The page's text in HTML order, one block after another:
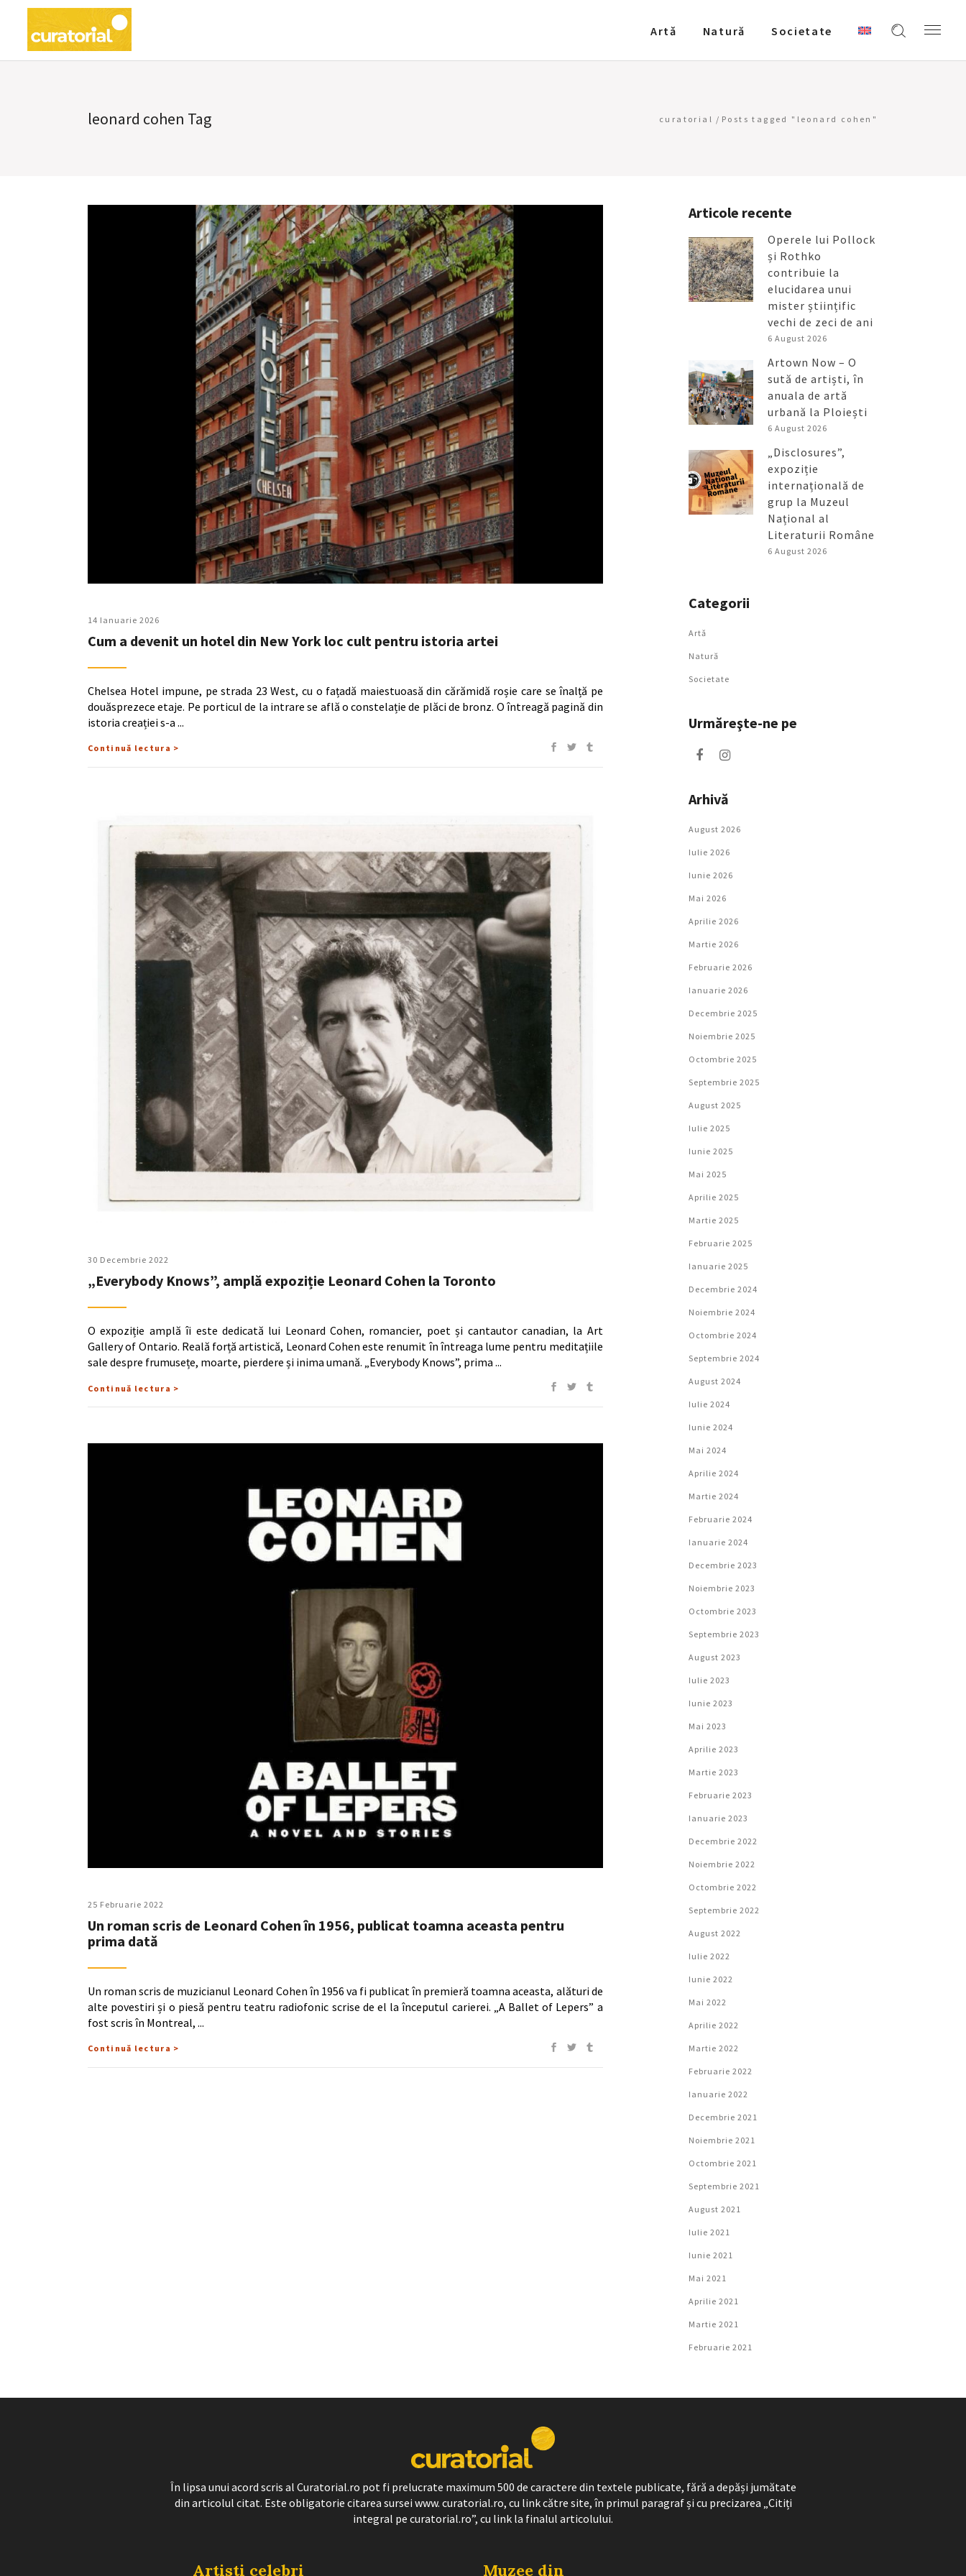
Artǎ Natură Societate
leonard cohen Tag curatorial / Posts tagged "leonard cohen"
14 Ianuarie 2026
Cum a devenit un hotel din New York loc cult pentru istoria artei
Chelsea Hotel impune, pe strada 23 West, cu o fațadă maiestuoasă din cărămidă roșie care se înalță pe
douăsprezece etaje. Pe porticul de la intrare se află o constelație de plăci de bronz. O întreagă pagină din
istoria creației s-a
Continuă lectura >
30 Decembrie 2022
„Everybody Knows”, amplă expoziție Leonard Cohen la Toronto
O expoziție amplă îi este dedicată lui Leonard Cohen, romancier, poet și cantautor canadian, la Art
Gallery of Ontario. Reală forță artistică, Leonard Cohen este renumit în întreaga lume pentru meditațiile
sale despre frumusețe, moarte, pierdere și inima umană. „Everybody Knows”, prima
Continuă lectura >
25 Februarie 2022
Un roman scris de Leonard Cohen în 1956, publicat toamna aceasta pentru
prima dată
Un roman scris de muzicianul Leonard Cohen în 1956 va fi publicat în premieră toamna aceasta, alături de
alte povestiri și o piesă pentru teatru radiofonic scrise de el la începutul carierei. „A Ballet of Lepers” a
fost scris în Montreal,
Continuă lectura >
Articole recente
Operele lui Pollock
și Rothko
contribuie la
elucidarea unui
mister științific
vechi de zeci de ani
6 August 2026
Artown Now – O
sută de artiști, în
anuala de artă
urbană la Ploiești
6 August 2026
„Disclosures”,
expoziție
internațională de
grup la Muzeul
Național al
Literaturii Române
6 August 2026
Categorii
Artǎ
Natură
Societate
Urmăreşte-ne pe
Arhivă
August 2026
Iulie 2026
Iunie 2026
Mai 2026
Aprilie 2026
Martie 2026
Februarie 2026
Ianuarie 2026
Decembrie 2025
Noiembrie 2025
Octombrie 2025
Septembrie 2025
August 2025
Iulie 2025
Iunie 2025
Mai 2025
Aprilie 2025
Martie 2025
Februarie 2025
Ianuarie 2025
Decembrie 2024
Noiembrie 2024
Octombrie 2024
Septembrie 2024
August 2024
Iulie 2024
Iunie 2024
Mai 2024
Aprilie 2024
Martie 2024
Februarie 2024
Ianuarie 2024
Decembrie 2023
Noiembrie 2023
Octombrie 2023
Septembrie 2023
August 2023
Iulie 2023
Iunie 2023
Mai 2023
Aprilie 2023
Martie 2023
Februarie 2023
Ianuarie 2023
Decembrie 2022
Noiembrie 2022
Octombrie 2022
Septembrie 2022
August 2022
Iulie 2022
Iunie 2022
Mai 2022
Aprilie 2022
Martie 2022
Februarie 2022
Ianuarie 2022
Decembrie 2021
Noiembrie 2021
Octombrie 2021
Septembrie 2021
August 2021
Iulie 2021
Iunie 2021
Mai 2021
Aprilie 2021
Martie 2021
Februarie 2021
În lipsa unui acord scris al Curatorial.ro pot fi prelucrate maximum 500 de caractere din textele publicate, fără a depăși jumătate
din articolul citat. Este obligatorie citarea sursei www. curatorial.ro, cu link către site, în primul paragraf și cu precizarea „Citiți
integral pe curatorial.ro”, cu link la finalul articolului.
Artisti celebri Muzee din